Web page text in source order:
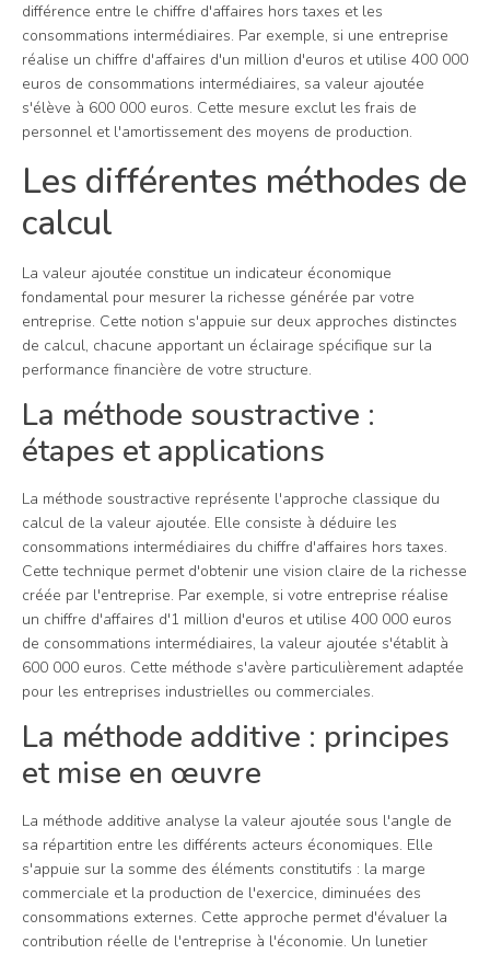
différence entre le chiffre d'affaires hors taxes et les
consommations intermédiaires. Par exemple, si une entreprise
réalise un chiffre d'affaires d'un million d'euros et utilise 400 000
euros de consommations intermédiaires, sa valeur ajoutée
s'élève à 600 000 euros. Cette mesure exclut les frais de
personnel et l'amortissement des moyens de production.
Les différentes méthodes de
calcul
La valeur ajoutée constitue un indicateur économique
fondamental pour mesurer la richesse générée par votre
entreprise. Cette notion s'appuie sur deux approches distinctes
de calcul, chacune apportant un éclairage spécifique sur la
performance financière de votre structure.
La méthode soustractive :
étapes et applications
La méthode soustractive représente l'approche classique du
calcul de la valeur ajoutée. Elle consiste à déduire les
consommations intermédiaires du chiffre d'affaires hors taxes.
Cette technique permet d'obtenir une vision claire de la richesse
créée par l'entreprise. Par exemple, si votre entreprise réalise
un chiffre d'affaires d'1 million d'euros et utilise 400 000 euros
de consommations intermédiaires, la valeur ajoutée s'établit à
600 000 euros. Cette méthode s'avère particulièrement adaptée
pour les entreprises industrielles ou commerciales.
La méthode additive : principes
et mise en œuvre
La méthode additive analyse la valeur ajoutée sous l'angle de
sa répartition entre les différents acteurs économiques. Elle
s'appuie sur la somme des éléments constitutifs : la marge
commerciale et la production de l'exercice, diminuées des
consommations externes. Cette approche permet d'évaluer la
contribution réelle de l'entreprise à l'économie. Un lunetier